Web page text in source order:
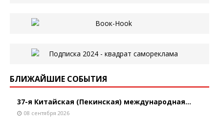
БЛИЖАЙШИЕ СОБЫТИЯ
37-я Китайская (Пекинская) международная...
08 сентября 2026